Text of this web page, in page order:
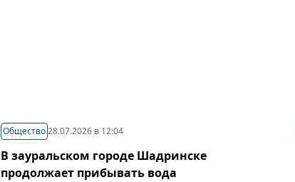
Общество28.07.2026 в 12:04
В зауральском городе Шадринске
продолжает прибывать вода